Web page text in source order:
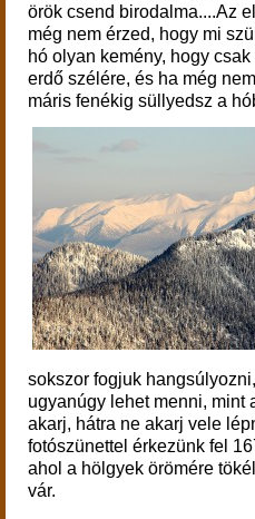
örök csend birodalma....Az
még nem érzed, hogy mi
hó olyan kemény, hogy
erdő szélére, és ha még
máris fenékig süllyedsz a
sokszor fogjuk
ugyanúgy lehet menni, mint
akarj, hátra ne akarj vele
fotószünettel érkezünk fel
ahol a hölgyek örömére
vár.